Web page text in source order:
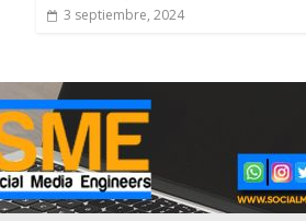
3 septiembre, 2024